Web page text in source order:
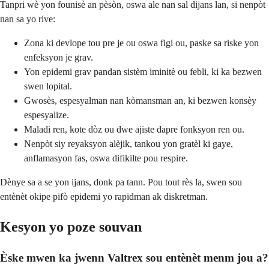
Tanpri wè yon founisè an pèsòn, oswa ale nan sal dijans lan, si nenpòt
nan sa yo rive:
Zona ki devlope tou pre je ou oswa figi ou, paske sa riske yon
enfeksyon je grav.
Yon epidemi grav pandan sistèm iminitè ou febli, ki ka bezwen
swen lopital.
Gwosès, espesyalman nan kòmansman an, ki bezwen konsèy
espesyalize.
Maladi ren, kote dòz ou dwe ajiste dapre fonksyon ren ou.
Nenpòt siy reyaksyon alèjik, tankou yon gratèl ki gaye,
anflamasyon fas, oswa difikilte pou respire.
Dènye sa a se yon ijans, donk pa tann. Pou tout rès la, swen sou
entènèt okipe pifò epidemi yo rapidman ak diskretman.
Kesyon yo poze souvan
Èske mwen ka jwenn Valtrex sou entènèt menm jou a?